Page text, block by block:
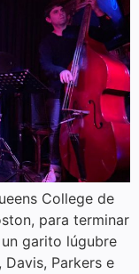
College de
para terminar
garito lúgubre
Parkers e